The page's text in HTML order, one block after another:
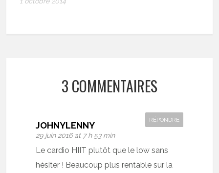
3 COMMENTAIRES
JOHNYLENNY
29 juin 2016 at 7 h 53 min
RÉPONDRE
Le cardio HIIT plutôt que le low sans
hésiter ! Beaucoup plus rentable sur la